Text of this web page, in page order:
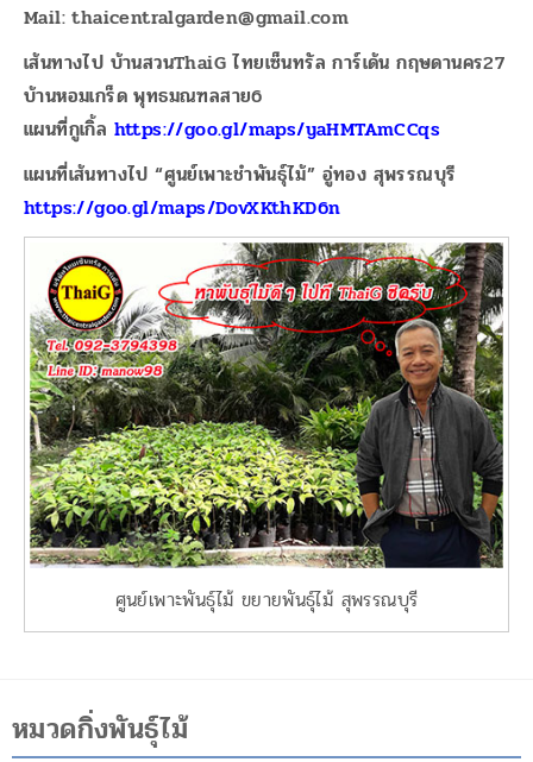
Mail: thaicentralgarden@gmail.com
เส้นทางไป บ้านสวนThaiG ไทยเซ็นทรัล การ์เด้น กฤษดานคร27
บ้านหอมเกร็ด พุทธมณฑลสาย6
แผนที่กูเกิ้ล https://goo.gl/maps/yaHMTAmCCqs
แผนที่เส้นทางไป “ศูนย์เพาะชำพันธุ์ไม้” อู่ทอง สุพรรณบุรี
https://goo.gl/maps/DovXKthKD6n
ศูนย์เพาะพันธุ์ไม้ ขยายพันธุ์ไม้ สุพรรณบุรี
หมวดกิ่งพันธุ์ไม้